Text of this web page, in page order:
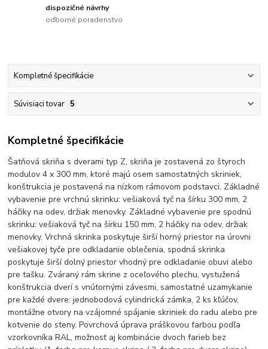
dispozičné návrhy
odborné poradenstvo
Kompletné špecifikácie
Súvisiaci tovar 5
Kompletné špecifikácie
Šatňová skriňa s dverami typ Z, skriňa je zostavená zo štyroch
modulov 4 x 300 mm, ktoré majú osem samostatných skriniek,
konštrukcia je postavená na nízkom rámovom podstavci. Základné
vybavenie pre vrchnú skrinku: vešiaková tyč na šírku 300 mm, 2
háčiky na odev, držiak menovky. Základné vybavenie pre spodnú
skrinku: vešiaková tyč na šírku 150 mm, 2 háčiky na odev, držiak
menovky. Vrchná skrinka poskytuje širší horný priestor na úrovni
vešiakovej tyče pre odkladanie oblečenia, spodná skrinka
poskytuje širší dolný priestor vhodný pre odkladanie obuvi alebo
pre tašku. Zváraný rám skrine z oceľového plechu, vystužená
konštrukcia dverí s vnútornými závesmi, samostatné uzamykanie
pre každé dvere: jednobodová cylindrická zámka, 2 ks kľúčov,
montážne otvory na vzájomné spájanie skriniek do radu alebo pre
kotvenie do steny. Povrchová úprava práškovou farbou podľa
vzorkovníka RAL, možnosť aj kombinácie dvoch farieb bez